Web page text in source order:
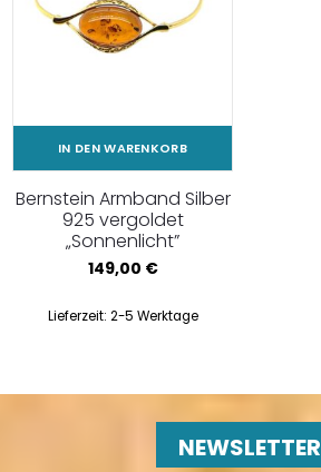
IN DEN WARENKORB
Bernstein Armband Silber
925 vergoldet
„Sonnenlicht”
149,00 €
Lieferzeit: 2-5 Werktage
NEWSLETTER